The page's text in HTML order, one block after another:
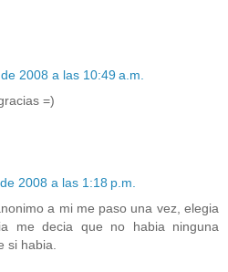
2008 a las 10:49 a.m.
=)
2008 a las 1:18 p.m.
a mi me paso una vez, elegia
me decia que no habia ninguna
si habia.